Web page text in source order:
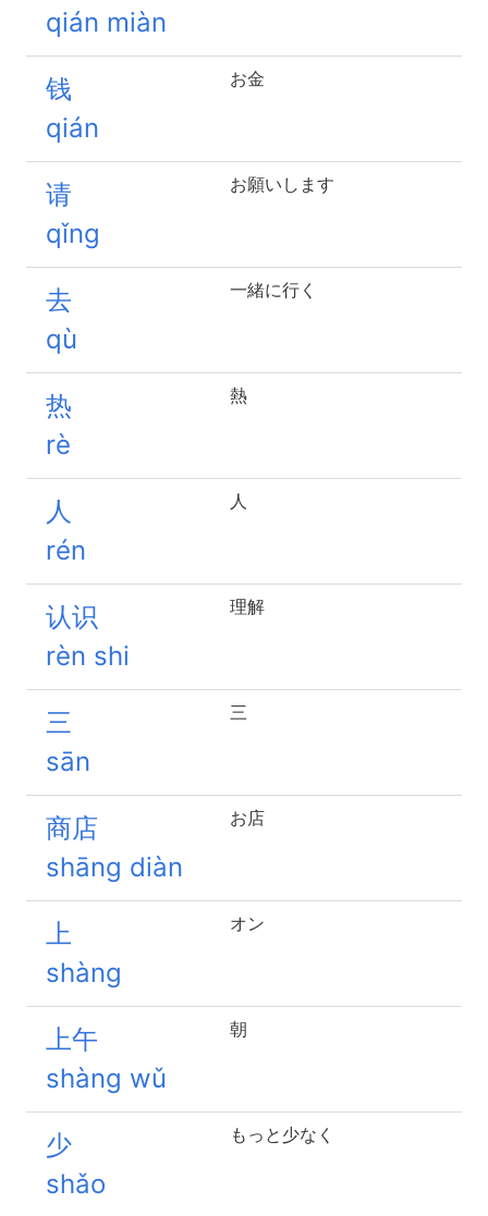
qián miàn
钱
qián
お金
请
qǐng
お願いします
去
qù
一緒に行く
热
rè
熱
人
rén
人
认识
rèn shi
理解
三
sān
三
商店
shāng diàn
お店
上
shàng
オン
上午
shàng wǔ
朝
少
shǎo
もっと少なく